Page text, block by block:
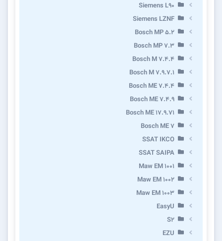
Siemens L90
Siemens LZNF
Bosch MP 5.2
Bosch MP 7.3
Bosch M 7.4.4
Bosch M 7.9.7.1
Bosch ME 7.4.4
Bosch ME 7.4.9
Bosch ME 17.9.71
Bosch ME 7
SSAT IKCO
SSAT SAIPA
Maw EM 1001
Maw EM 1002
Maw EM 1003
EasyU
S2
EZU